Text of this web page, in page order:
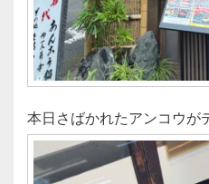
本日さばかれたアンコウが